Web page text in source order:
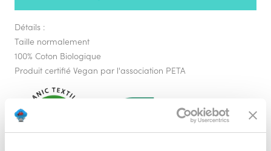
Détails :
Taille normalement
100% Coton Biologique
Produit certifié Vegan par l'association PETA